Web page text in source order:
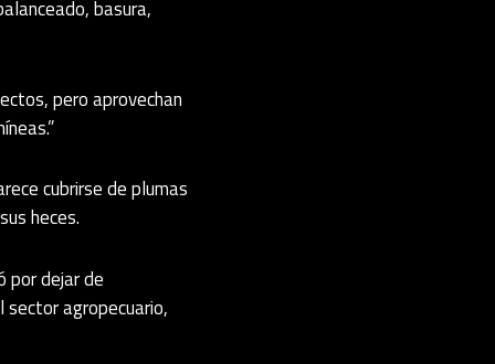
basura,
pero aprovechan
cubrirse de plumas
heces.
por dejar de
agropecuario,